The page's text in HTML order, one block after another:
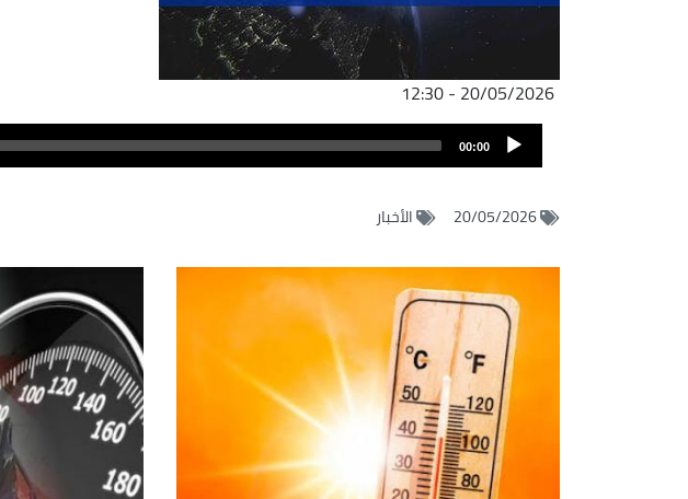
20/05/2026 - 12:30
ملف
الصوت
Audio
Player
00:00
20/05/2026 الأخبار